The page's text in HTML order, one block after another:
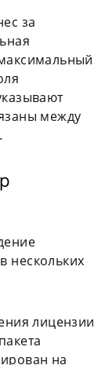
за
между
нескольких
лицензии
на